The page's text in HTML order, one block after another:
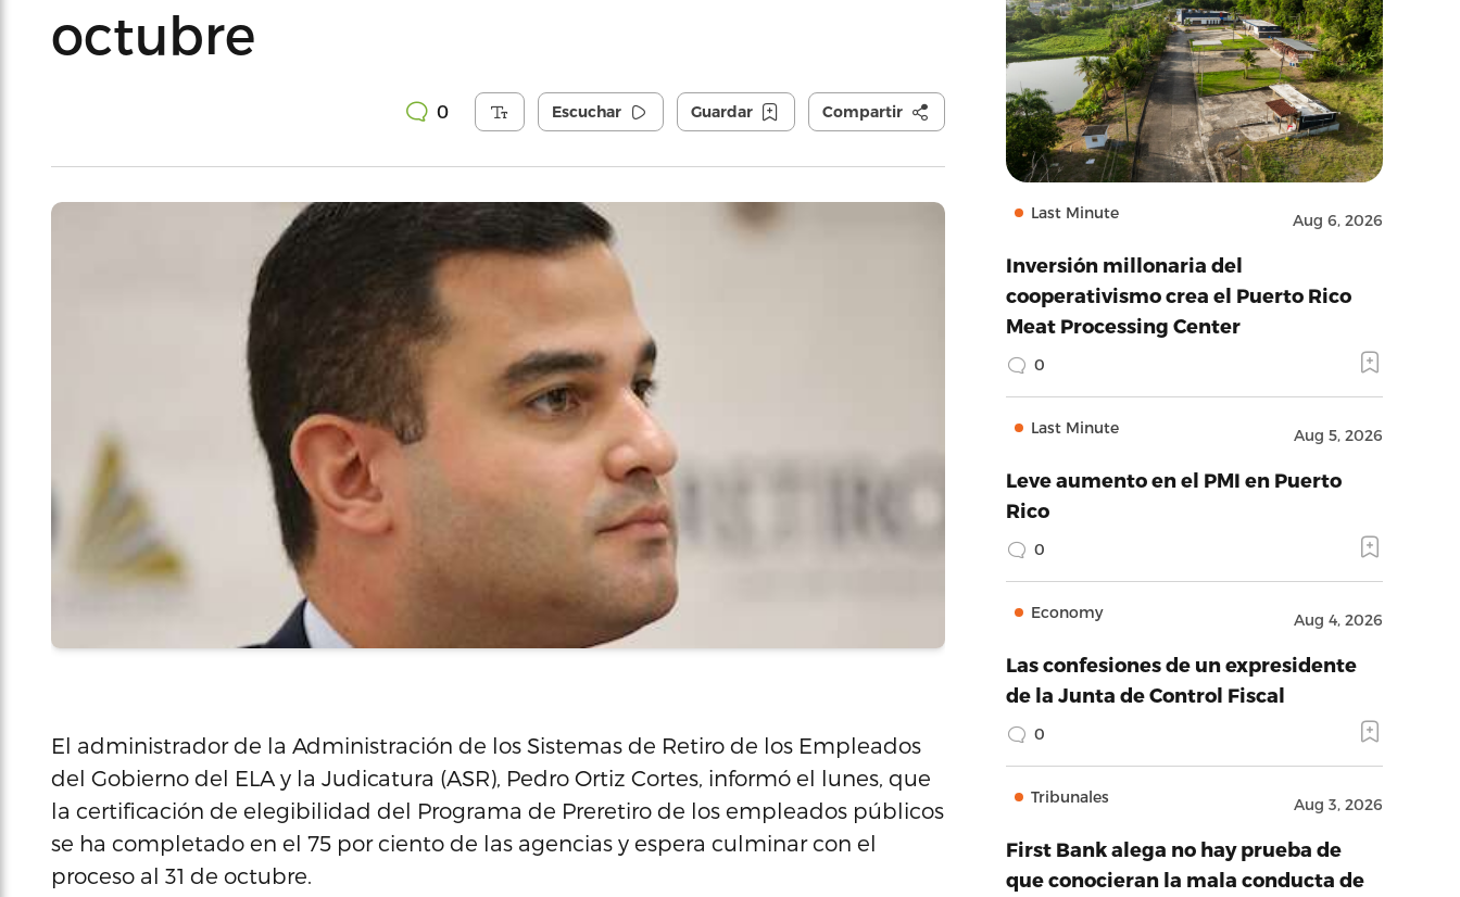
octubre
0 Escuchar Guardar Compartir
El administrador de la Administración de los Sistemas de Retiro de los Empleados
del Gobierno del ELA y la Judicatura (ASR), Pedro Ortiz Cortes, informó el lunes, que
la certificación de elegibilidad del Programa de Preretiro de los empleados públicos
se ha completado en el 75 por ciento de las agencias y espera culminar con el
proceso al 31 de octubre.
Last Minute Aug 6, 2026
Inversión millonaria del
cooperativismo crea el Puerto Rico
Meat Processing Center
0
Last Minute Aug 5, 2026
Leve aumento en el PMI en Puerto
Rico
0
Economy Aug 4, 2026
Las confesiones de un expresidente
de la Junta de Control Fiscal
0
Tribunales Aug 3, 2026
First Bank alega no hay prueba de
que conocieran la mala conducta de